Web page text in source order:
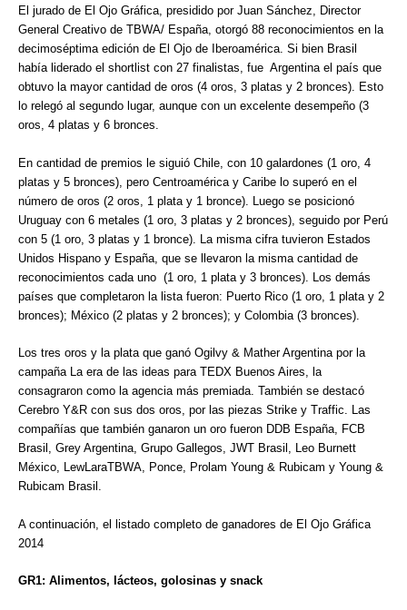
El jurado de El Ojo Gráfica, presidido por Juan Sánchez, Director
General Creativo de TBWA/ España, otorgó 88 reconocimientos en la
decimoséptima edición de El Ojo de Iberoamérica. Si bien Brasil
había liderado el shortlist con 27 finalistas, fue Argentina el país que
obtuvo la mayor cantidad de oros (4 oros, 3 platas y 2 bronces). Esto
lo relegó al segundo lugar, aunque con un excelente desempeño (3
oros, 4 platas y 6 bronces.
En cantidad de premios le siguió Chile, con 10 galardones (1 oro, 4
platas y 5 bronces), pero Centroamérica y Caribe lo superó en el
número de oros (2 oros, 1 plata y 1 bronce). Luego se posicionó
Uruguay con 6 metales (1 oro, 3 platas y 2 bronces), seguido por Perú
con 5 (1 oro, 3 platas y 1 bronce). La misma cifra tuvieron Estados
Unidos Hispano y España, que se llevaron la misma cantidad de
reconocimientos cada uno (1 oro, 1 plata y 3 bronces). Los demás
países que completaron la lista fueron: Puerto Rico (1 oro, 1 plata y 2
bronces); México (2 platas y 2 bronces); y Colombia (3 bronces).
Los tres oros y la plata que ganó Ogilvy & Mather Argentina por la
campaña La era de las ideas para TEDX Buenos Aires, la
consagraron como la agencia más premiada. También se destacó
Cerebro Y&R con sus dos oros, por las piezas Strike y Traffic. Las
compañías que también ganaron un oro fueron DDB España, FCB
Brasil, Grey Argentina, Grupo Gallegos, JWT Brasil, Leo Burnett
México, LewLaraTBWA, Ponce, Prolam Young & Rubicam y Young &
Rubicam Brasil.
A continuación, el listado completo de ganadores de El Ojo Gráfica
2014
GR1: Alimentos, lácteos, golosinas y snack